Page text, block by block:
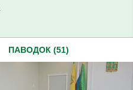
ПАВОДОК (51)